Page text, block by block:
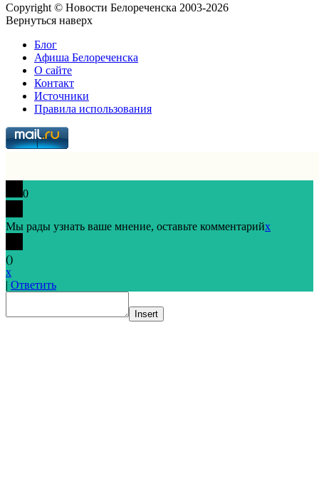
Copyright © Новости Белореченска 2003-2026
Вернуться наверх
Блог
Афиша Белореченска
О сайте
Контакт
Источники
Правила использования
0
Мы рады узнать ваше мнение, оставьте комментарийx
()
x
| Ответить
Insert